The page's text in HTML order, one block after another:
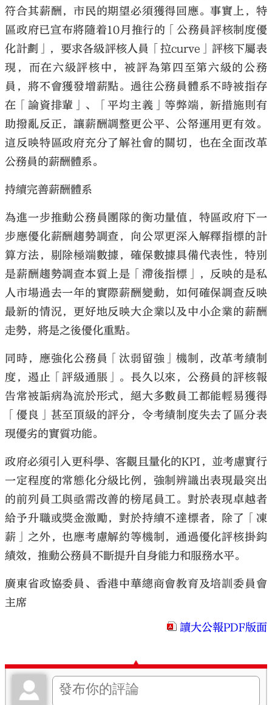
符合其薪酬，市民的期望必須獲得回應。事實上，特
區政府已宣布將隨着10月推行的「公務員評核制度優
化計劃」，要求各級評核人員「拉curve」評核下屬表
現，而在六級評核中，被評為第四至第六級的公務
員，將不會獲發增薪點。過往公務員體系不時被指存
在「論資排輩」、「平均主義」等弊端，新措施則有
助撥亂反正，讓薪酬調整更公平、公帑運用更有效。
這反映特區政府充分了解社會的關切，也在全面改革
公務員的薪酬體系。
持續完善薪酬體系
為進一步推動公務員團隊的衡功量值，特區政府下一
步應優化薪酬趨勢調查，向公眾更深入解釋指標的計
算方法，剔除極端數據，確保數據具備代表性，特別
是薪酬趨勢調查本質上是「滯後指標」，反映的是私
人市場過去一年的實際薪酬變動，如何確保調查反映
最新的情況，更好地反映大企業以及中小企業的薪酬
走勢，將是之後優化重點。
同時，應強化公務員「汰弱留強」機制，改革考績制
度，遏止「評級通脹」。長久以來，公務員的評核報
告常被詬病為流於形式，絕大多數員工都能輕易獲得
「優良」甚至頂級的評分，令考績制度失去了區分表
現優劣的實質功能。
政府必須引入更科學、客觀且量化的KPI，並考慮實行
一定程度的常態化分級比例，強制辨識出表現最突出
的前列員工與亟需改善的榜尾員工。對於表現卓越者
給予升職或獎金激勵，對於持續不達標者，除了「凍
薪」之外，也應考慮解約等機制，通過優化評核掛鈎
績效，推動公務員不斷提升自身能力和服務水平。
廣東省政協委員、香港中華總商會教育及培訓委員會
主席
讀大公報PDF版面